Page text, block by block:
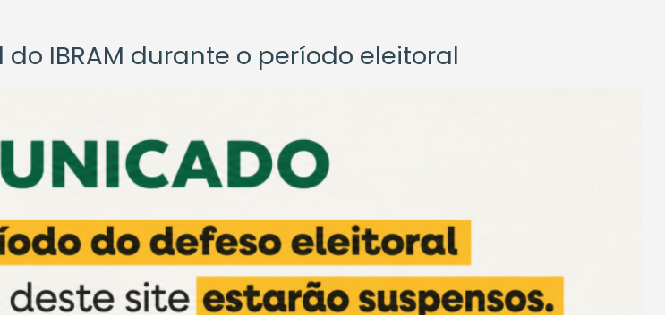
IBRAM durante o período eleitoral